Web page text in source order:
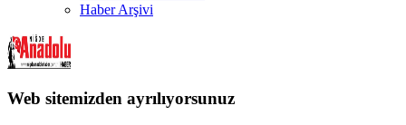
Haber Arşivi
Web sitemizden ayrılıyorsunuz